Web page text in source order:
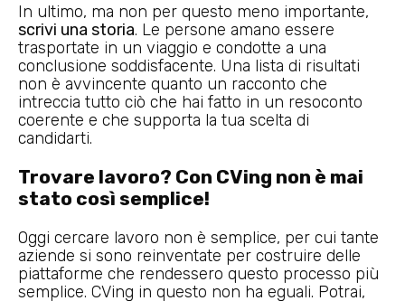
In ultimo, ma non per questo meno importante,
scrivi una storia. Le persone amano essere
trasportate in un viaggio e condotte a una
conclusione soddisfacente. Una lista di risultati
non è avvincente quanto un racconto che
intreccia tutto ciò che hai fatto in un resoconto
coerente e che supporta la tua scelta di
candidarti.
Trovare lavoro? Con CVing non è mai
stato così semplice!
Oggi cercare lavoro non è semplice, per cui tante
aziende si sono reinventate per costruire delle
piattaforme che rendessero questo processo più
semplice. CVing in questo non ha eguali. Potrai,